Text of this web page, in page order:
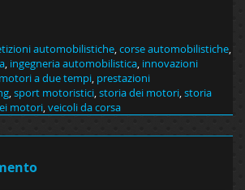
automobilistiche,corse automobilistiche,
, ingegneria automobilistica, innovazioni
motori a due tempi, prestazioni
,sport motoristici,storia dei motori,storia
motori,veicoli da corsa